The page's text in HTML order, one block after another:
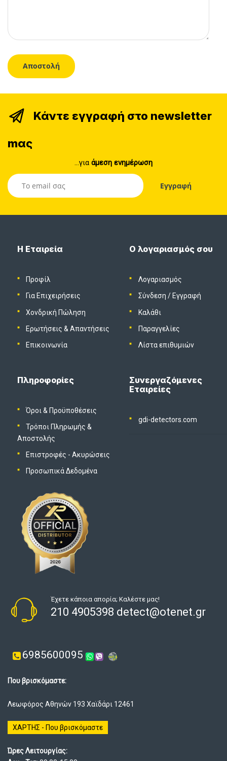
Κάντε εγγραφή στο newsletter
mας
...για άμεση ενημέρωση
Η Εταιρεία
Προφίλ
Για Επιχειρήσεις
Χονδρική Πώληση
Ερωτήσεις & Απαντήσεις
Επικοινωνία
Ο λογαριασμός σου
Λογαριασμός
Σύνδεση / Εγγραφή
Καλάθι
Παραγγελίες
Λίστα επιθυμιών
Πληροφορίες
Όροι & Προϋποθέσεις
Τρόποι Πληρωμής &
Αποστολής
Επιστροφές - Ακυρώσεις
Προσωπικά Δεδομένα
Συνεργαζόμενες
Εταιρείες
gdi-detectors.com
Έχετε κάποια απορία; Καλέστε μας!
210 4905398 detect@otenet.gr
6985600095
Που βρισκόμαστε:
Λεωφόρος Αθηνών 193 Χαϊδάρι 12461
ΧΑΡΤΗΣ - Που βρισκόμαστε
Ώρες Λειτουργίας: